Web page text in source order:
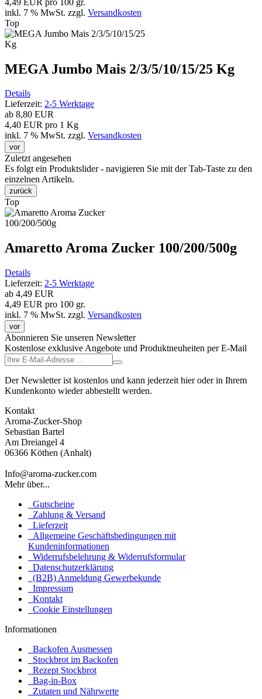
inkl. 7 % MwSt. zzgl. Versandkosten
Top
MEGA Jumbo Mais 2/3/5/10/15/25 Kg
Details
Lieferzeit: 2-5 Werktage
ab 8,80 EUR
4,40 EUR pro 1 Kg
inkl. 7 % MwSt. zzgl. Versandkosten
vor
Zuletzt angesehen
Es folgt ein Produktslider - navigieren Sie mit der Tab-Taste zu den
einzelnen Artikeln.
zurück
Top
Amaretto Aroma Zucker 100/200/500g
Details
Lieferzeit: 2-5 Werktage
ab 4,49 EUR
4,49 EUR pro 100 gr.
inkl. 7 % MwSt. zzgl. Versandkosten
vor
Abonnieren Sie unseren Newsletter
Kostenlose exklusive Angebote und Produktneuheiten per E-Mail
Der Newsletter ist kostenlos und kann jederzeit hier oder in Ihrem
Kundenkonto wieder abbestellt werden.
Kontakt
Aroma-Zucker-Shop
Sebastian Bartel
Am Dreiangel 4
06366 Köthen (Anhalt)
Info@aroma-zucker.com
Mehr über...
Gutscheine
Zahlung & Versand
Lieferzeit
Allgemeine Geschäftsbedingungen mit
Kundeninformationen
Widerrufsbelehrung & Widerrufsformular
Datenschutzerklärung
(B2B) Anmeldung Gewerbekunde
Impressum
Kontakt
Cookie Einstellungen
Informationen
Backofen Ausmessen
Stockbrot im Backofen
Rezept Stockbrot
Bag-in-Box
Zutaten und Nährwerte